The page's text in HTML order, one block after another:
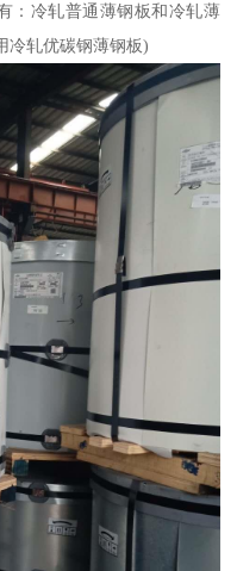
：冷轧普通薄钢板和冷轧薄
冷轧优碳钢薄钢板)